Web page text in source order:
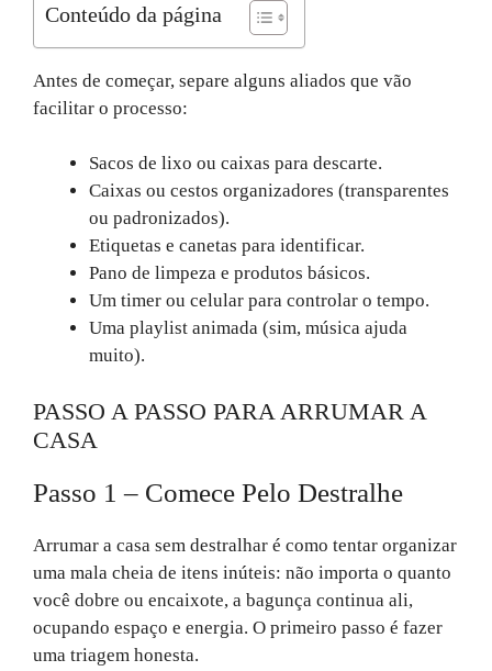
Conteúdo da página
Antes de começar, separe alguns aliados que vão
facilitar o processo:
Sacos de lixo ou caixas para descarte.
Caixas ou cestos organizadores (transparentes
ou padronizados).
Etiquetas e canetas para identificar.
Pano de limpeza e produtos básicos.
Um timer ou celular para controlar o tempo.
Uma playlist animada (sim, música ajuda
muito).
PASSO A PASSO PARA ARRUMAR A
CASA
Passo 1 – Comece Pelo Destralhe
Arrumar a casa sem destralhar é como tentar organizar
uma mala cheia de itens inúteis: não importa o quanto
você dobre ou encaixote, a bagunça continua ali,
ocupando espaço e energia. O primeiro passo é fazer
uma triagem honesta.